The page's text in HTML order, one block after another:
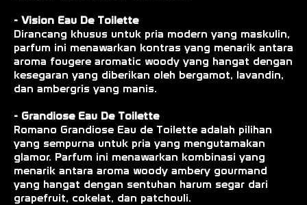
- Vision Eau De Toilette
Dirancang khusus untuk pria modern yang maskulin,
parfum ini menawarkan kontras yang menarik antara
aroma fougere aromatic woody yang hangat dengan
kesegaran yang diberikan oleh bergamot, lavandin,
dan ambergris yang manis.
- Grandiose Eau De Toilette
Romano Grandiose Eau de Toilette adalah pilihan
yang sempurna untuk pria yang mengutamakan
glamor. Parfum ini menawarkan kombinasi yang
menarik antara aroma woody ambery gourmand
yang hangat dengan sentuhan harum segar dari
grapefruit, cokelat, dan patchouli.